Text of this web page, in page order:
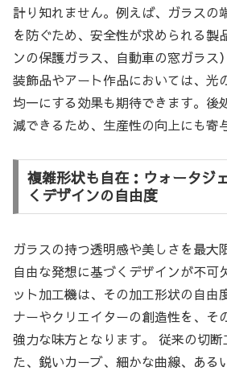
計り知れません。例えば、ガラスの
を防ぐため、安全性が求められる製
ンの保護ガラス、自動車の窓ガラス
装飾品やアート作品においては、光
均一にする効果も期待できます。後
減できるため、生産性の向上にも寄
複雑形状も自在：ウォータジ
くデザインの自由度
ガラスの持つ透明感や美しさを最大
自由な発想に基づくデザインが不可
ット加工機は、その加工形状の自由
ナーやクリエイターの創造性を、そ
強力な味方となります。 従来の切断
た、鋭いカーブ、細かな曲線、ある